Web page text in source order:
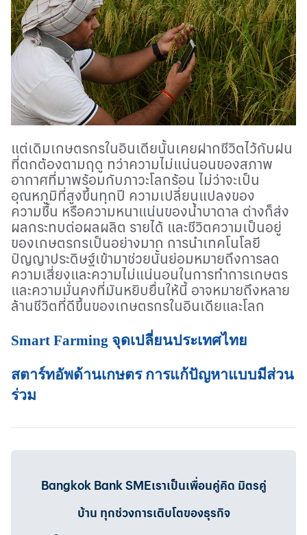
แต่เดิมเกษตรกรในอินเดียนั้นเคยฝากชีวิตไว้กับฝน
ที่ตกต้องตามฤดู ทว่าความไม่แน่นอนของสภาพ
อากาศที่มาพร้อมกับภาวะโลกร้อน ไม่ว่าจะเป็น
อุณหภูมิที่สูงขึ้นทุกปี ความเปลี่ยนแปลงของ
ความชื้น หรือความหนาแน่นของน้ำบาดาล ต่างก็ส่ง
ผลกระทบต่อผลผลิต รายได้ และชีวิตความเป็นอยู่
ของเกษตรกรเป็นอย่างมาก การนำเทคโนโลยี
ปัญญาประดิษฐ์เข้ามาช่วยนั้นย่อมหมายถึงการลด
ความเสี่ยงและความไม่แน่นอนในการทำการเกษตร
และความมั่นคงที่มันหยิบยื่นให้นี้ อาจหมายถึงหลาย
ล้านชีวิตที่ดีขึ้นของเกษตรกรในอินเดียและโลก
Smart Farming จุดเปลี่ยนประเทศไทย
สตาร์ทอัพด้านเกษตร การแก้ปัญหาแบบมีส่วน
ร่วม
Bangkok Bank SMEเราเป็นเพื่อนคู่คิด มิตรคู่
บ้าน ทุกช่วงการเติบโตของธุรกิจ